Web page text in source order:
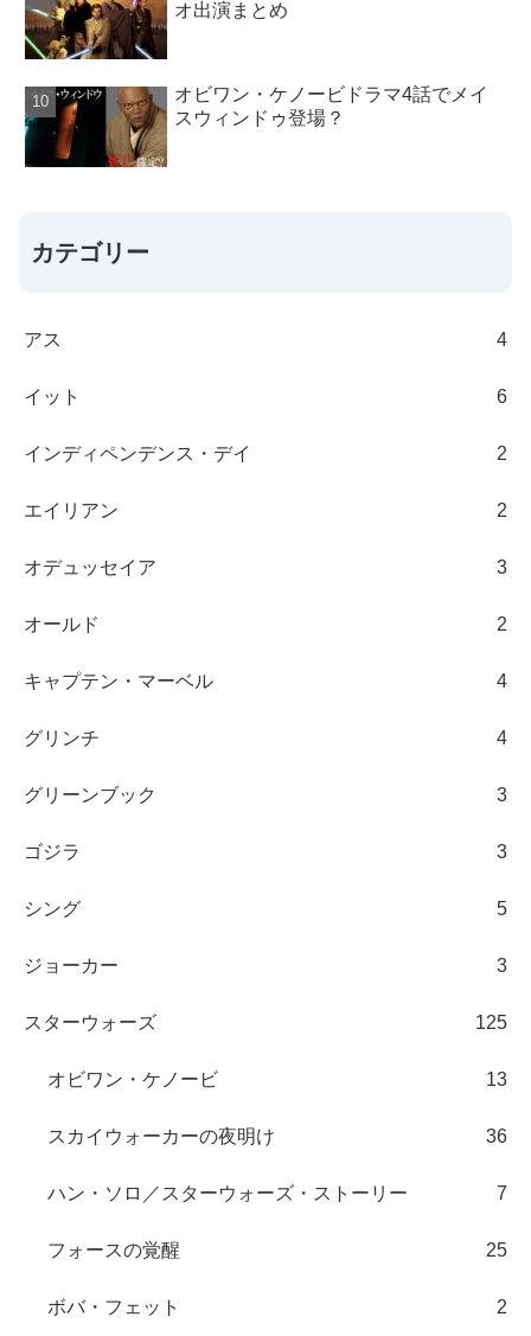
オ出演まとめ
オビワン・ケノービドラマ4話でメイ
スウィンドゥ登場？
カテゴリー
アス 4
イット 6
インディペンデンス・デイ 2
エイリアン 2
オデュッセイア 3
オールド 2
キャプテン・マーベル 4
グリンチ 4
グリーンブック 3
ゴジラ 3
シング 5
ジョーカー 3
スターウォーズ 125
オビワン・ケノービ 13
スカイウォーカーの夜明け 36
ハン・ソロ／スターウォーズ・ストーリー 7
フォースの覚醒 25
ボバ・フェット 2